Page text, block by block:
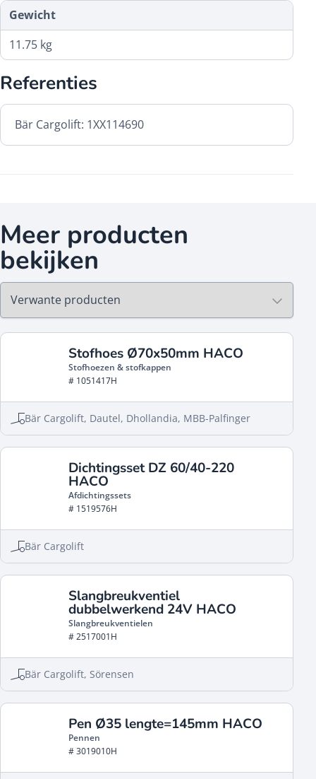
Gewicht
11.75 kg
Referenties
Bär Cargolift: 1XX114690
Meer producten
bekijken
Stofhoes Ø70x50mm HACO
Stofhoezen & stofkappen
# 1051417H
Bär Cargolift, Dautel, Dhollandia, MBB-Palfinger
Dichtingsset DZ 60/40-220
HACO
Afdichtingssets
# 1519576H
Bär Cargolift
Slangbreukventiel
dubbelwerkend 24V HACO
Slangbreukventielen
# 2517001H
Bär Cargolift, Sörensen
Pen Ø35 lengte=145mm HACO
Pennen
# 3019010H